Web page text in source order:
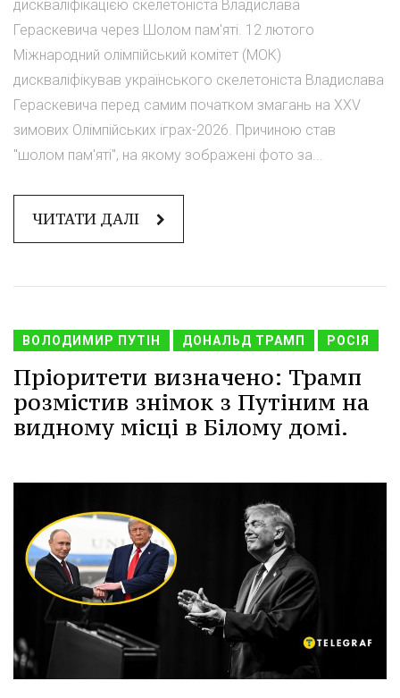
дискваліфікацією скелетоніста Владислава
Гераскевича через Шолом пам'яті. 12 лютого
Міжнародний олімпійський комітет (МОК)
дискваліфікував українського скелетоніста Владислава
Гераскевича перед самим початком змагань на XXV
зимових Олімпійських іграх-2026. Причиною став
"шолом пам'яті", на якому зображені фото за...
ЧИТАТИ ДАЛІ
ВОЛОДИМИР ПУТІН ДОНАЛЬД ТРАМП РОСІЯ
Пріоритети визначено: Трамп
розмістив знімок з Путіним на
видному місці в Білому домі.